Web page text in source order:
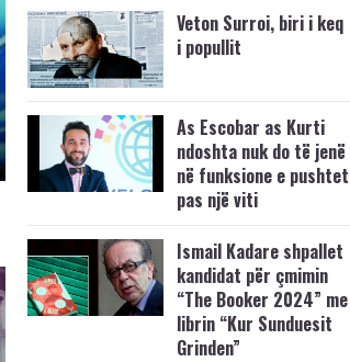
Veton Surroi, biri i keq
i popullit
As Escobar as Kurti
ndoshta nuk do të jenë
në funksione e pushtet
pas një viti
Ismail Kadare shpallet
kandidat për çmimin
“The Booker 2024” me
librin “Kur Sunduesit
Grinden”